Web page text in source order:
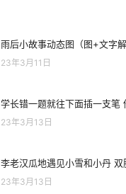
雨后小故事动态图（图+文字解
23年3月11日
学长错一题就往下面插一支笔
23年3月13日
李老汉瓜地遇见小雪和小丹
23年3月13日